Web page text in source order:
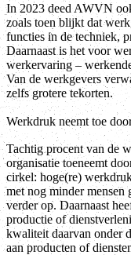
In 2023 deed AWVN
zoals toen blijkt dat
functies in de techniek,
Daarnaast is het voor
werkervaring –
Van de werkgevers
zelfs grotere tekorten.
Werkdruk neemt toe
Tachtig procent van de
organisatie toeneemt
cirkel: hoge(re)
met nog minder
verder op. Daarnaast
productie of
kwaliteit daarvan onder
aan producten of